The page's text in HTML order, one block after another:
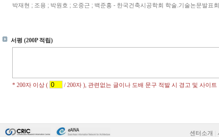
박재현 ; 조용 ; 박원호 ; 오중근 ; 백준홍 - 한국건축시공학회 학술.기술논문발표
센터소개